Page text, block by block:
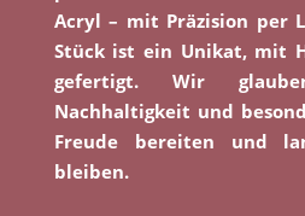
Acryl – mit Präzision per
Stück ist ein Unikat, mit
gefertigt. Wir
Nachhaltigkeit und
Freude bereiten und
bleiben.